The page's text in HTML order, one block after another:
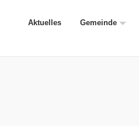
Aktuelles Gemeinde